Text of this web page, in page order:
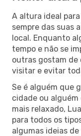
A altura ideal
sempre das suas
local. Enquanto
tempo e não se
outras gostam de
visitar e evitar
Se é alguém que
cidade ou
mais relaxado,
para todos os
algumas ideias